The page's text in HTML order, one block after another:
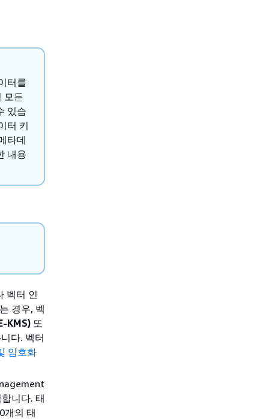
터를
모든
있습
터 키
타데
내용
벡터 인
경우, 벡
KMS) 또
다. 벡터
암호화
니다. 태
개의 태